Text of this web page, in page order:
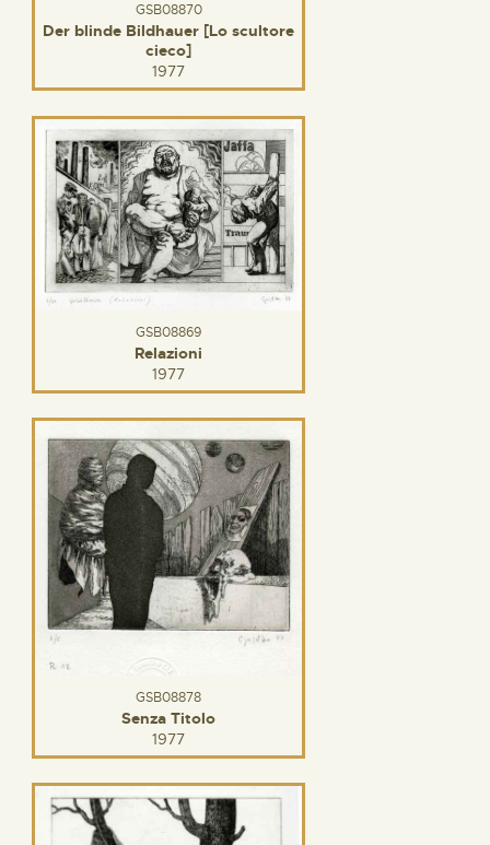
GSB08870
Der blinde Bildhauer [Lo scultore
cieco]
1977
GSB08869
Relazioni
1977
GSB08878
Senza Titolo
1977